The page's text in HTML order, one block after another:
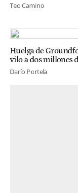
Teo Camino
Huelga de
vilo a dos millones
Darío Portela